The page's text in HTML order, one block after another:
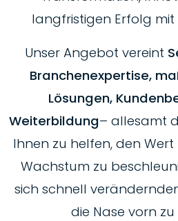
langfristigen Erfolg
Unser Angebot vereint
Branchenexpertise,
Lösungen,
Weiterbildung– allesamt
Ihnen zu helfen, den
Wachstum zu
sich schnell
die Nase vorn